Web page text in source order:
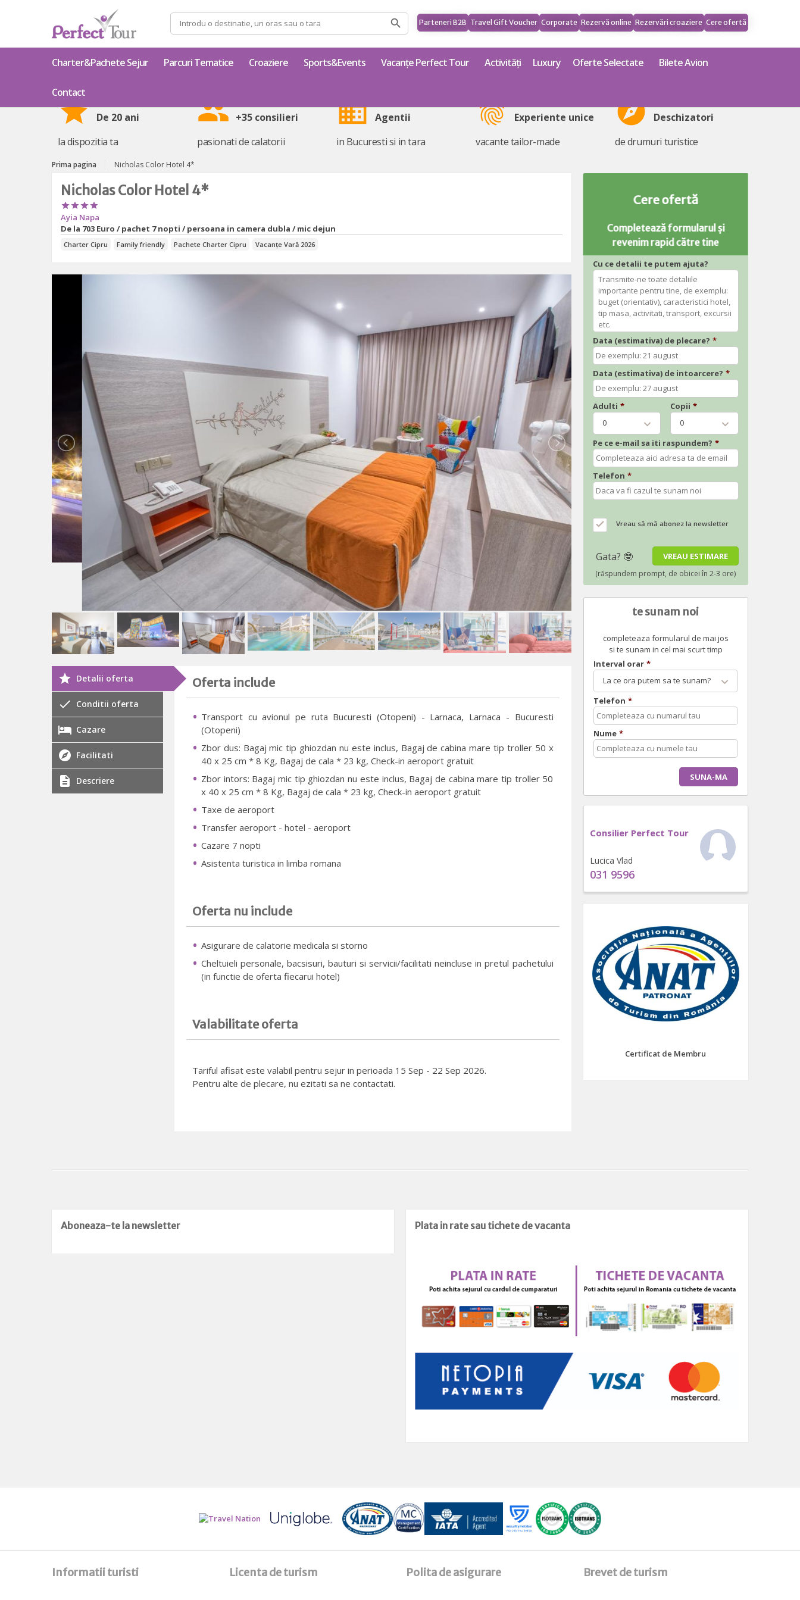
Parteneri B2B Travel Gift Voucher Corporate Rezervă online Rezervări croaziere Cere ofertă
Caută
după:
Charter&Pachete Sejur Parcuri Tematice Croaziere Sports&Events Vacanțe Perfect Tour Activități Luxury Oferte Selectate Bilete Avion
Contact
star De 20 ani
la dispozitia ta
group +35 consilieri
pasionati de calatorii
business Agentii
in Bucuresti si in tara
fingerprint Experiente unice
vacante tailor-made
explore Deschizatori
de drumuri turistice
Prima pagina Nicholas Color Hotel 4*
Nicholas Color Hotel 4*

Ayia Napa
De la 703 Euro / pachet 7 nopti / persoana in camera dubla / mic dejun
Charter Cipru Family friendly Pachete Charter Cipru Vacanțe Vară 2026
Detalii oferta
Conditii oferta
Cazare
Facilitati
Descriere
Oferta include
Transport cu avionul pe ruta Bucuresti (Otopeni) - Larnaca, Larnaca - Bucuresti
(Otopeni)
Zbor dus: Bagaj mic tip ghiozdan nu este inclus, Bagaj de cabina mare tip troller 50 x
40 x 25 cm * 8 Kg, Bagaj de cala * 23 kg, Check-in aeroport gratuit
Zbor intors: Bagaj mic tip ghiozdan nu este inclus, Bagaj de cabina mare tip troller 50
x 40 x 25 cm * 8 Kg, Bagaj de cala * 23 kg, Check-in aeroport gratuit
Taxe de aeroport
Transfer aeroport - hotel - aeroport
Cazare 7 nopti
Asistenta turistica in limba romana
Oferta nu include
Asigurare de calatorie medicala si storno
Cheltuieli personale, bacsisuri, bauturi si servicii/facilitati neincluse in pretul pachetului
(in functie de oferta fiecarui hotel)
Valabilitate oferta
Tariful afisat este valabil pentru sejur in perioada 15 Sep - 22 Sep 2026.
Pentru alte de plecare, nu ezitati sa ne contactati.
Cere ofertă
Completează formularul și
revenim rapid către tine
Cu ce detalii te putem ajuta?
Data (estimativa) de plecare? *
Data (estimativa) de intoarcere? *
Adulti *
0
Copii *
0
Pe ce e-mail sa iti raspundem? *
Telefon *
Vreau să mă abonez la newsletter
te sunam noi
completeaza formularul de mai jos
si te sunam in cel mai scurt timp
Interval orar *
La ce ora putem sa te sunam?
Telefon *
Nume *
Consilier Perfect Tour
Lucica Vlad
031 9596
Certificat de Membru
Aboneaza-te la newsletter Plata in rate sau tichete de vacanta
Informatii turisti Licenta de turism Polita de asigurare Brevet de turism